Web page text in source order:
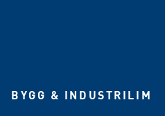
BYGG & INDUSTRILIM